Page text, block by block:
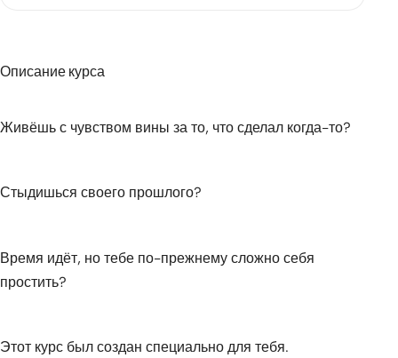
Описание курса
Живёшь с чувством вины за то, что сделал когда-то?
Стыдишься своего прошлого?
Время идёт, но тебе по-прежнему сложно себя
простить?
Этот курс был создан специально для тебя.